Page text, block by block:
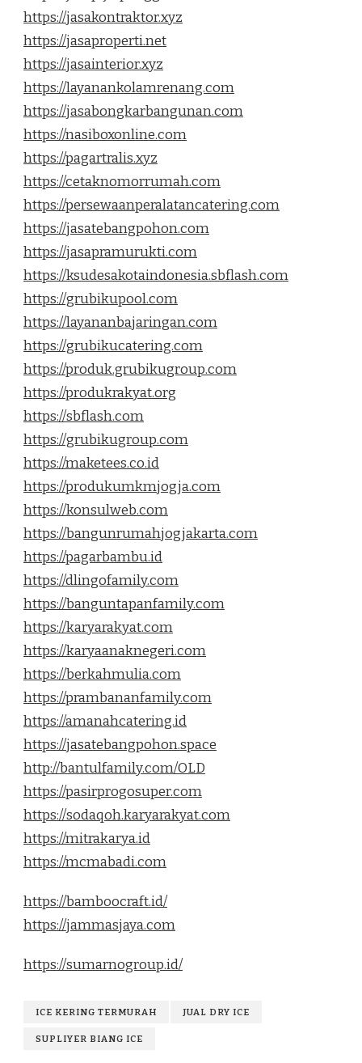
https://jasakontraktor.xyz
https://jasaproperti.net
https://jasainterior.xyz
https://layanankolamrenang.com
https://jasabongkarbangunan.com
https://nasiboxonline.com
https://pagartralis.xyz
https://cetaknomorrumah.com
https://persewaanperalatancatering.com
https://jasatebangpohon.com
https://jasapramurukti.com
https://ksudesakotaindonesia.sbflash.com
https://grubikupool.com
https://layananbajaringan.com
https://grubikucatering.com
https://produk.grubikugroup.com
https://produkrakyat.org
https://sbflash.com
https://grubikugroup.com
https://maketees.co.id
https://produkumkmjogja.com
https://konsulweb.com
https://bangunrumahjogjakarta.com
https://pagarbambu.id
https://dlingofamily.com
https://banguntapanfamily.com
https://karyarakyat.com
https://karyaanaknegeri.com
https://berkahmulia.com
https://prambananfamily.com
https://amanahcatering.id
https://jasatebangpohon.space
http://bantulfamily.com/OLD
https://pasirprogosuper.com
https://sodaqoh.karyarakyat.com
https://mitrakarya.id
https://mcmabadi.com
https://bamboocraft.id/
https://jammasjaya.com
https://sumarnogroup.id/
ICE KERING TERMURAH JUAL DRY ICE
SUPLIYER BIANG ICE